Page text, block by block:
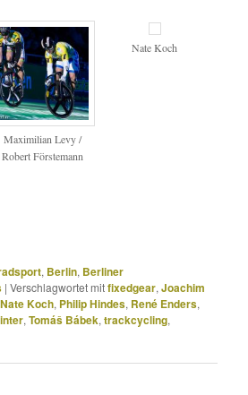
Maximilian Levy /
Robert Förstemann
Nate Koch
, Berlin, Berliner
|Verschlagwortet mitfixedgear,Joachim
Nate Koch, Philip Hindes, René Enders,
,Tomáš Bábek,trackcycling,